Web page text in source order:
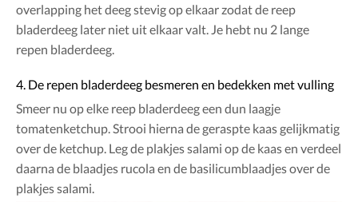
overlapping het deeg stevig op elkaar zodat de reep
bladerdeeg later niet uit elkaar valt. Je hebt nu 2 lange
repen bladerdeeg.
4. De repen bladerdeeg besmeren en bedekken met vulling
Smeer nu op elke reep bladerdeeg een dun laagje
tomatenketchup. Strooi hierna de geraspte kaas gelijkmatig
over de ketchup. Leg de plakjes salami op de kaas en verdeel
daarna de blaadjes rucola en de basilicumblaadjes over de
plakjes salami.